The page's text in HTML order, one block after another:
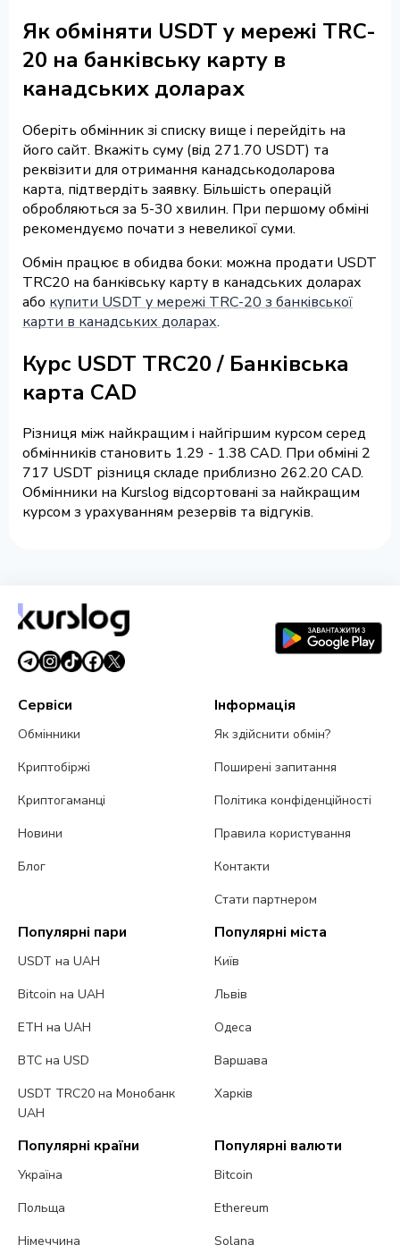
Як обміняти USDT у мережі TRC-
20 на банківську карту в
канадських доларах
Оберіть обмінник зі списку вище і перейдіть на
його сайт. Вкажіть суму (від 271.70 USDT) та
реквізити для отримання канадськодоларова
карта, підтвердіть заявку. Більшість операцій
обробляються за 5-30 хвилин. При першому обміні
рекомендуємо почати з невеликої суми.
Обмін працює в обидва боки: можна продати USDT
TRC20 на банківську карту в канадських доларах
або купити USDT у мережі TRC-20 з банківської
карти в канадських доларах.
Курс USDT TRC20 / Банківська
карта CAD
Різниця між найкращим і найгіршим курсом серед
обмінників становить 1.29 - 1.38 CAD. При обміні 2
717 USDT різниця складе приблизно 262.20 CAD.
Обмінники на Kurslog відсортовані за найкращим
курсом з урахуванням резервів та відгуків.
Сервіси
Обмінники
Криптобіржі
Криптогаманці
Новини
Блог
Інформація
Як здійснити обмін?
Поширені запитання
Політика конфіденційності
Правила користування
Контакти
Стати партнером
Популярні пари
USDT на UAH
Bitcoin на UAH
ETH на UAH
BTC на USD
USDT TRC20 на Монобанк
UAH
Популярні міста
Київ
Львів
Одеса
Варшава
Харків
Популярні країни
Україна
Польща
Німеччина
Популярні валюти
Bitcoin
Ethereum
Solana